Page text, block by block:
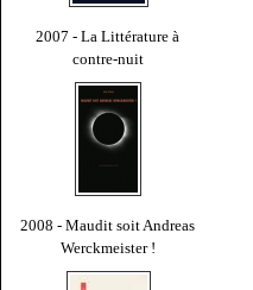
2007 - La Littérature à
contre-nuit
2008 - Maudit soit Andreas
Werckmeister !